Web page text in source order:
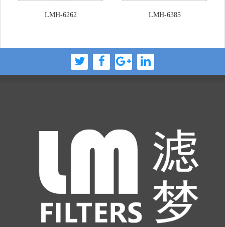
LMH-6262 LMH-6385